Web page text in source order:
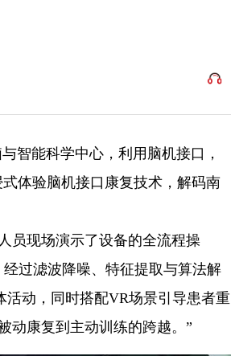
智能科学中心，利用脑机接口，
体验脑机接口康复技术，解码南
员现场演示了设备的全流程操
过滤波降噪、特征提取与算法解
活动，同时搭配VR场景引导患者重
动康复到主动训练的跨越。”